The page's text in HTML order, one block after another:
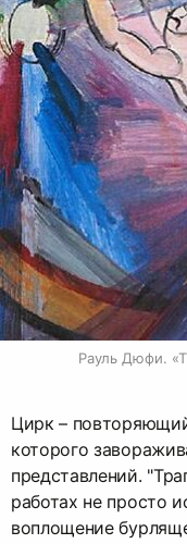
Рауль Дюфи.
Цирк –
которого
представлений.
работах не просто
воплощение